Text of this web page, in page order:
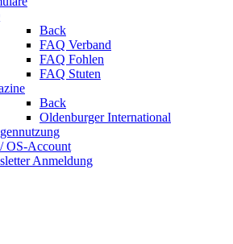
Back
FAQ Verband
FAQ Fohlen
FAQ Stuten
Back
Oldenburger International
OS-Account
Anmeldung